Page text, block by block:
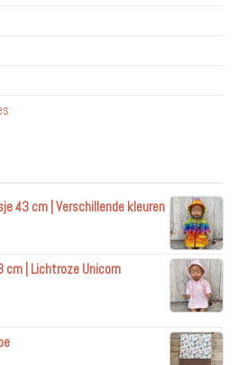
43 cm | Verschillende kleuren
cm | Lichtroze Unicorn